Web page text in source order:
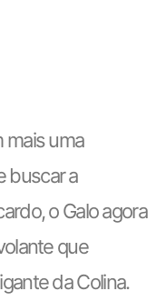
mais uma
buscar a
o Galo agora
que
da Colina.